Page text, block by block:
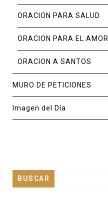
ORACION PARA SALUD
ORACION PARA EL AMOR
ORACION A SANTOS
MURO DE PETICIONES
Imagen del Día
BUSCAR